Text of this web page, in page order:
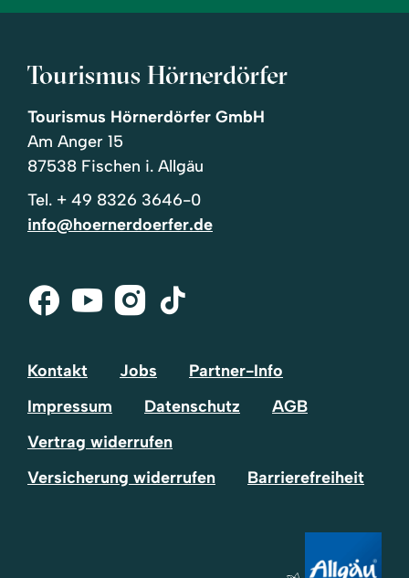
Tourismus Hörnerdörfer
Tourismus Hörnerdörfer GmbH
Am Anger 15
87538 Fischen i. Allgäu
Tel. + 49 8326 3646-0
info@hoernerdoerfer.de
Facebook
Youtube
Instagram
Tik-
Kontakt Jobs
Partner-Info
Impressum
Datenschutz
AGB
Vertrag widerrufen
Versicherung widerrufen
Barrierefreiheit